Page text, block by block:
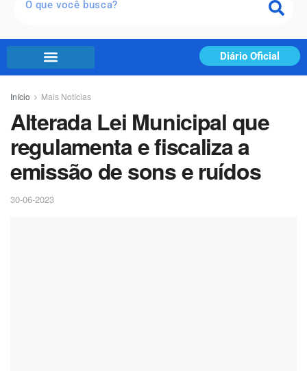
Diário Oficial
Início Mais Notícias
Alterada Lei Municipal que
regulamenta e fiscaliza a
emissão de sons e ruídos
30-06-2023